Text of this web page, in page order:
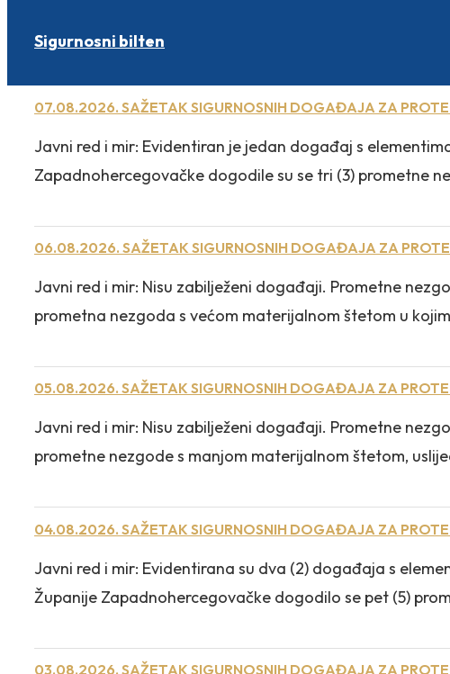
Sigurnosni bilten
07.08.2026. SAŽETAK SIGURNOSNIH DOGAĐAJA ZA
Javni red i mir: Evidentiran je jedan događaj s
Zapadnohercegovačke dogodile su se tri (3) prometne
06.08.2026. SAŽETAK SIGURNOSNIH DOGAĐAJA ZA
Javni red i mir: Nisu zabilježeni događaji. Prometne
prometna nezgoda s većom materijalnom štetom u
05.08.2026. SAŽETAK SIGURNOSNIH DOGAĐAJA ZA
Javni red i mir: Nisu zabilježeni događaji. Prometne
prometne nezgode s manjom materijalnom štetom,
04.08.2026. SAŽETAK SIGURNOSNIH DOGAĐAJA ZA
Javni red i mir: Evidentirana su dva (2) događaja s
Županije Zapadnohercegovačke dogodilo se pet (5)
03.08.2026. SAŽETAK SIGURNOSNIH DOGAĐAJA ZA